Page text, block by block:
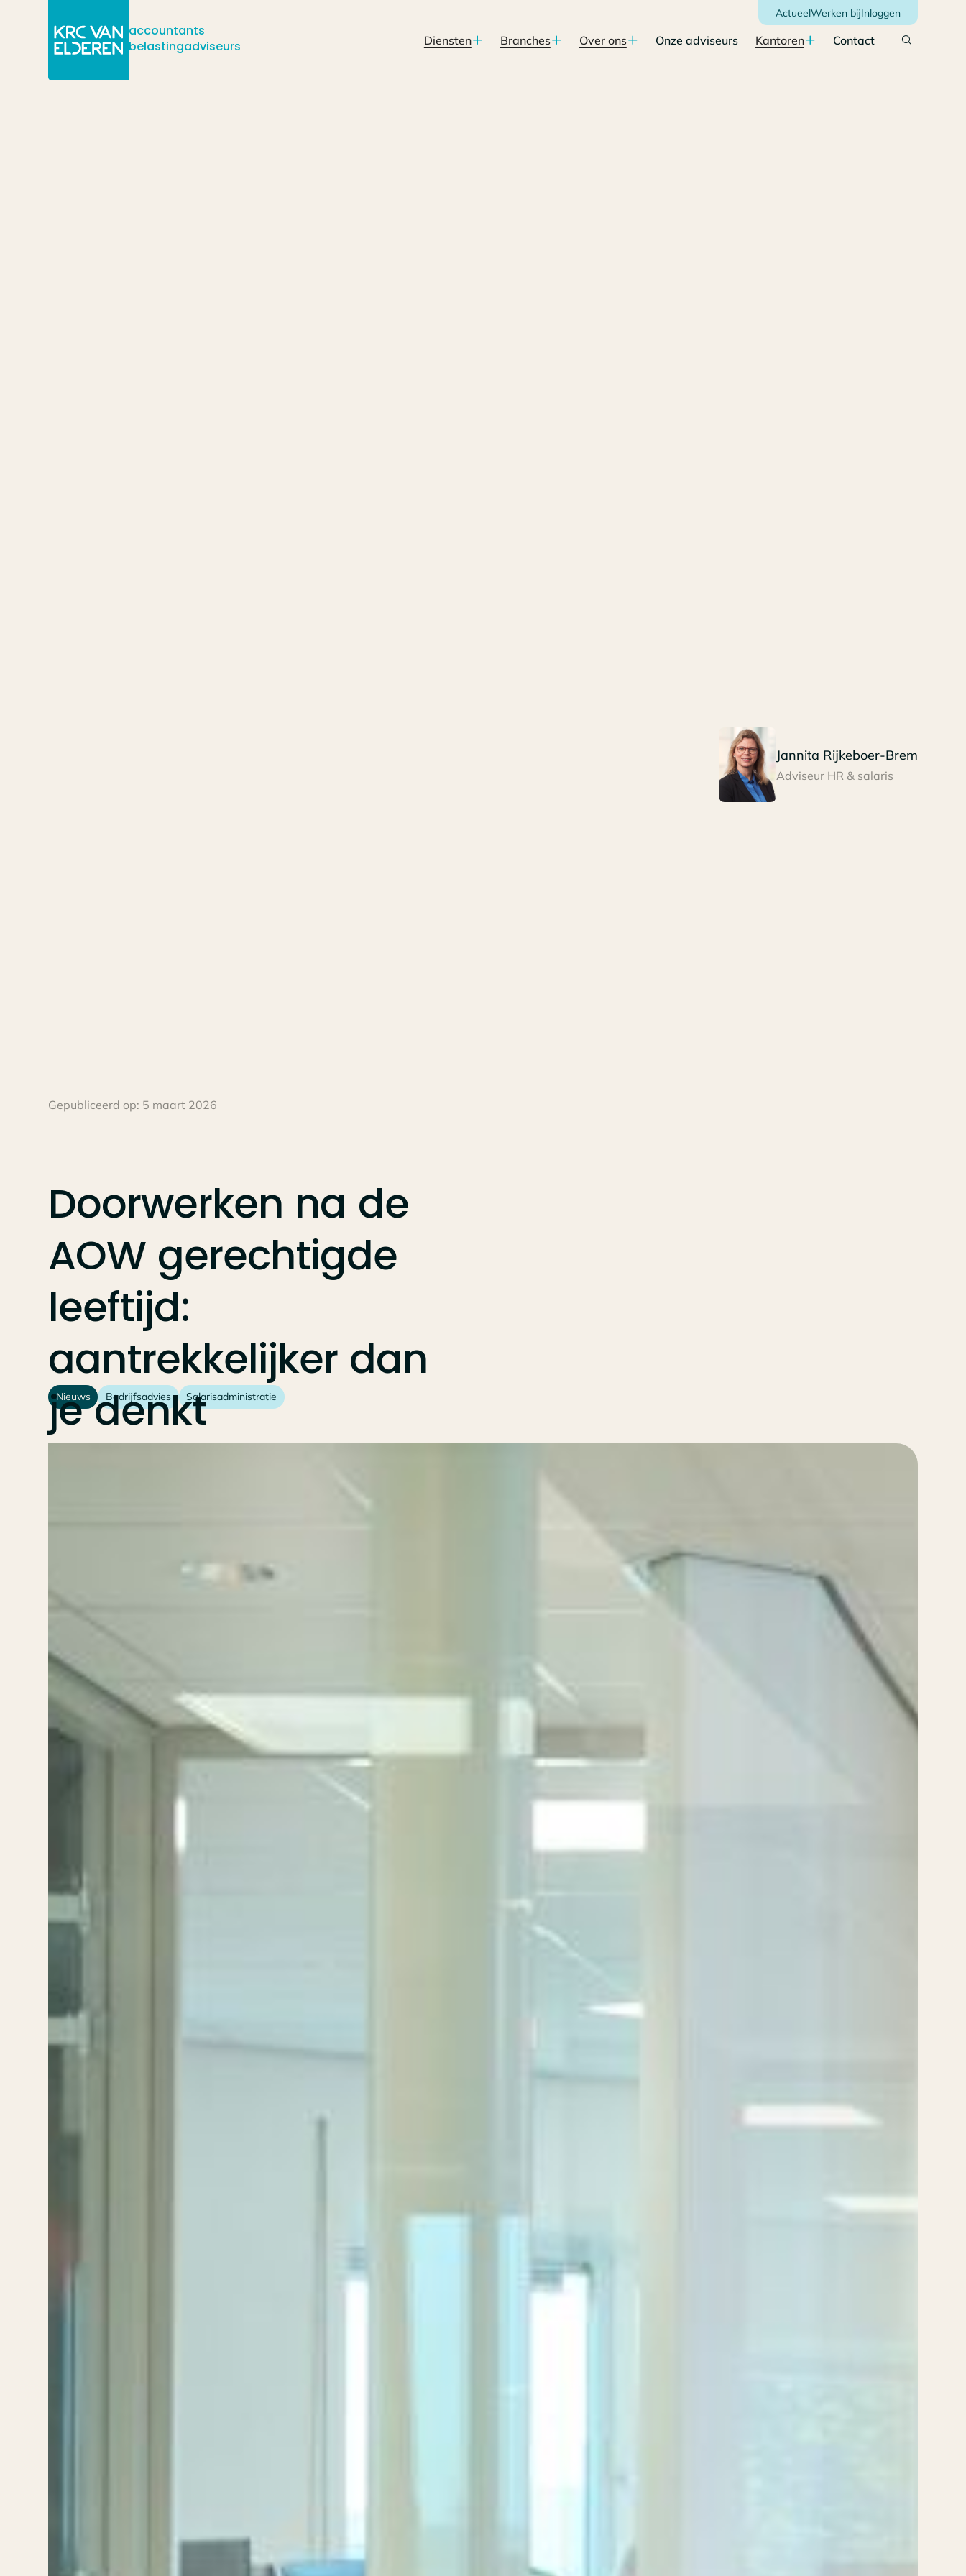
accountants
belastingadviseurs
Inloggen
Werken bij
Actueel
Contact
Kantoren
Onze adviseurs
Over ons
Branches
Diensten
Gepubliceerd op: 5 maart 2026
Doorwerken na de
AOW gerechtigde
leeftijd:
aantrekkelijker dan
je denkt
Nieuws Bedrijfsadvies Salarisadministratie
Jannita Rijkeboer-Brem
Adviseur HR & salaris